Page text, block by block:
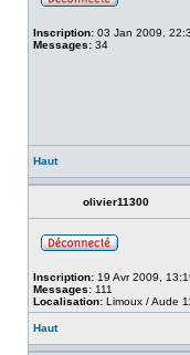
Inscription: 03 Jan 2009,
Messages: 34
Haut
olivier11300
Inscription: 19 Avr 2009,
Messages: 111
Localisation: Limoux / Aude
Haut